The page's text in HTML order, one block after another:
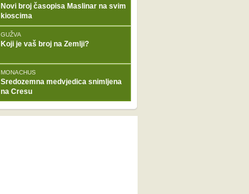
Novi broj časopisa Maslinar na svim
kioscima
GUŽVA
Koji je vaš broj na Zemlji?
MONACHUS
Sredozemna medvjedica snimljena
na Cresu